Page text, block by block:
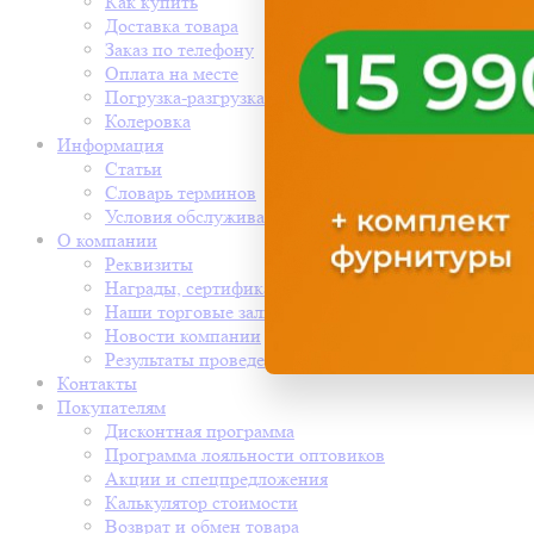
Доставка товара
Заказ по телефону
Оплата на месте
Погрузка-разгрузка
Колеровка
Информация
Статьи
Словарь терминов
Условия обслуживания
О компании
Реквизиты
Награды, сертификаты
Наши торговые залы
Новости компании
Результаты проведения СОУТ
Контакты
Покупателям
Дисконтная программа
Программа лояльности оптовиков
Акции и спецпредложения
Калькулятор стоимости
Возврат и обмен товара